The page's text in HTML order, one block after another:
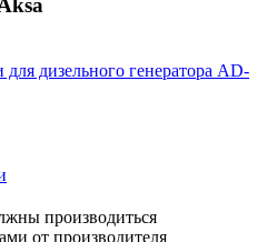
дизельного генератора AD-
производиться
от производителя